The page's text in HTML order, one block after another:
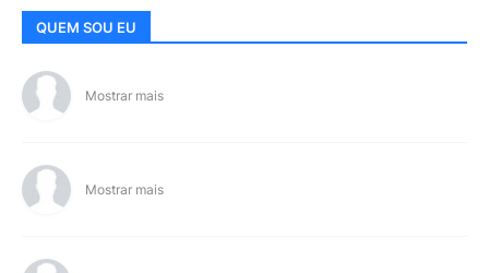
QUEM SOU EU
Mostrar mais
Mostrar mais